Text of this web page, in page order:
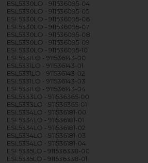
ESL5330LO - 911536095-04
ESL5330LO - 911536095-05
ESL5330LO - 911536095-06
ESL5330LO - 911536095-07
ESL5330LO - 911536095-08
ESL5330LO - 911536095-09
ESL5330LO - 911536095-10
ESL5331LO - 911536143-00
ESL5331LO - 911536143-01
ESL5331LO - 911536143-02
ESL5331LO - 911536143-03
ESL5331LO - 911536143-04
ESL5333LO - 911536365-00
ESL5333LO - 911536365-01
ESL5334LO - 911536181-00
ESL5334LO - 911536181-01
ESL5334LO - 911536181-02
ESL5334LO - 911536181-03
ESL5334LO - 911536181-04
ESL5335LO - 911536338-00
ESL5335LO - 911536338-01